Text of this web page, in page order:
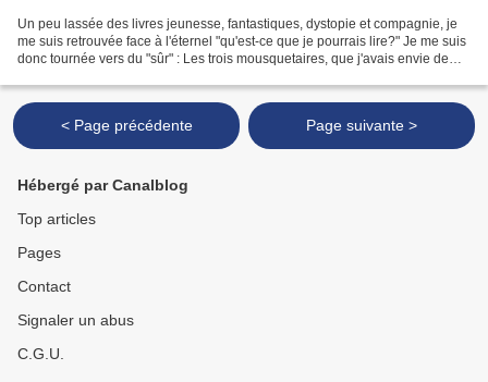
Un peu lassée des livres jeunesse, fantastiques, dystopie et compagnie, je
me suis retrouvée face à l'éternel "qu'est-ce que je pourrais lire?" Je me suis
donc tournée vers du "sûr" : Les trois mousquetaires, que j'avais envie de
< Page précédente Page suivante >
Hébergé par Canalblog
Top articles
Pages
Contact
Signaler un abus
C.G.U.